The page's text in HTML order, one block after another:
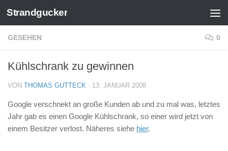
Zum Inhalt springen
Strandgucker
GESEHEN 0
Kühlschrank zu gewinnen
VON THOMAS GUTTECK · 13. JANUAR 2008
Google verschnekt an große Kunden ab und zu mal was, letztes
Jahr gab es einen Google Kühlschrank, so einer wird jetzt von
einem Besitzer verlost. Näheres siehe hier.